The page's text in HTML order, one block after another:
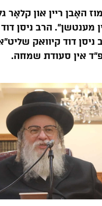
האָבן ריין און קלאָר
מענטשן”. הרב ניסן דוד
ניסן דוד קיוואק
אין סעודת שמחה.